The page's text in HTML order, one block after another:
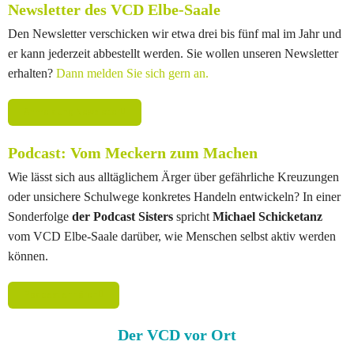
Newsletter des VCD Elbe-Saale
Den Newsletter verschicken wir etwa drei bis fünf mal im Jahr und
er kann jederzeit abbestellt werden. Sie wollen unseren Newsletter
erhalten? Dann melden Sie sich gern an.
Podcast: Vom Meckern zum Machen
Wie lässt sich aus alltäglichem Ärger über gefährliche Kreuzungen
oder unsichere Schulwege konkretes Handeln entwickeln? In einer
Sonderfolge der Podcast Sisters spricht Michael Schicketanz
vom VCD Elbe-Saale darüber, wie Menschen selbst aktiv werden
können.
Der VCD vor Ort